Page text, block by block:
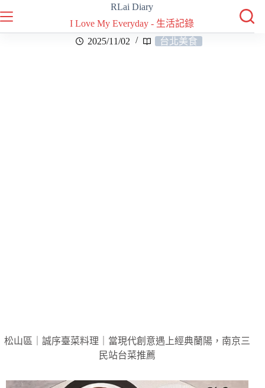
RLai Diary
I Love My Everyday - 生活記錄
2025/11/02
台北美食
松山區｜誠序臺菜料理｜當現代創意遇上經典蘭陽，南京三
民站台菜推薦